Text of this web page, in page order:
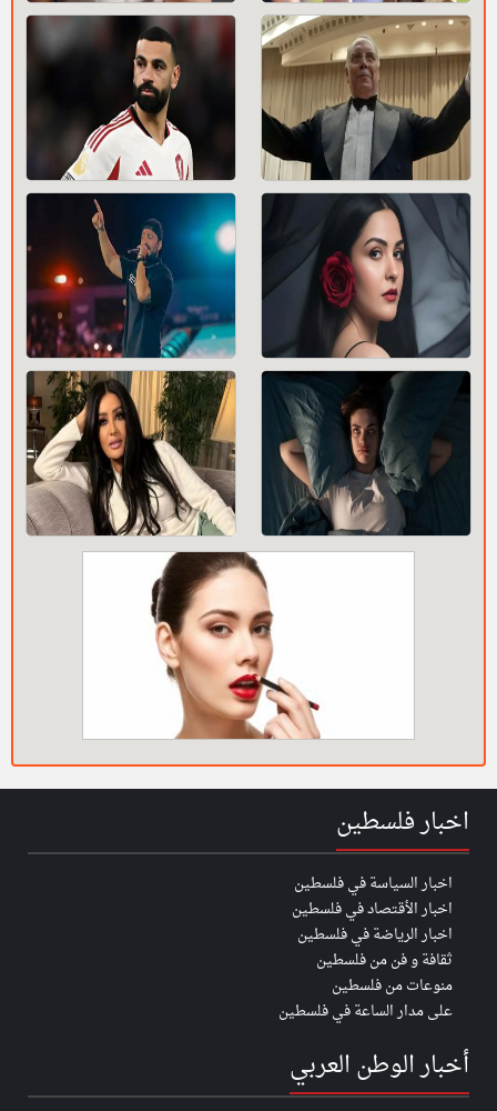
اخبار فلسطين
اخبار السياسة في فلسطين
اخبار الأقتصاد في فلسطين
اخبار الرياضة في فلسطين
ثقافة و فن من فلسطين
منوعات من فلسطين
على مدار الساعة في فلسطين
أخبار الوطن العربي